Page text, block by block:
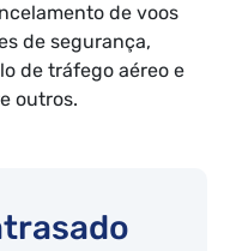
de voos
de segurança,
de tráfego aéreo e
outros.